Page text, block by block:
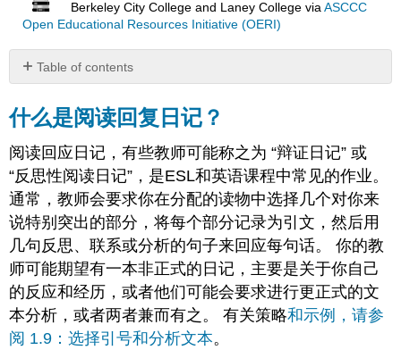
Berkeley City College and Laney College viaASCCC
Open Educational Resources Initiative (OERI)
Table of contents
么
是
阅
读
回
复
日
记？
样
本
阅
读
在
什么是阅读回复日记？
阅读回应日记，有些教师可能称之为 “辩证日记” 或
“反思性阅读日记”，是ESL和英语课程中常见的作业。
通常，教师会要求你在分配的读物中选择几个对你来
说特别突出的部分，将每个部分记录为引文，然后用
几句反思、联系或分析的句子来回应每句话。 你的教
师可能期望有一本非正式的日记，主要是关于你自己
的反应和经历，或者他们可能会要求进行更正式的文
本分析，或者两者兼而有之。 有关策略和示例，请参
阅 1.9：选择引号和分析文本。